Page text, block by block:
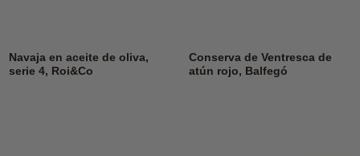
Navaja en aceite de oliva,
serie 4, Roi&Co
Conserva de Ventresca de
atún rojo, Balfegó